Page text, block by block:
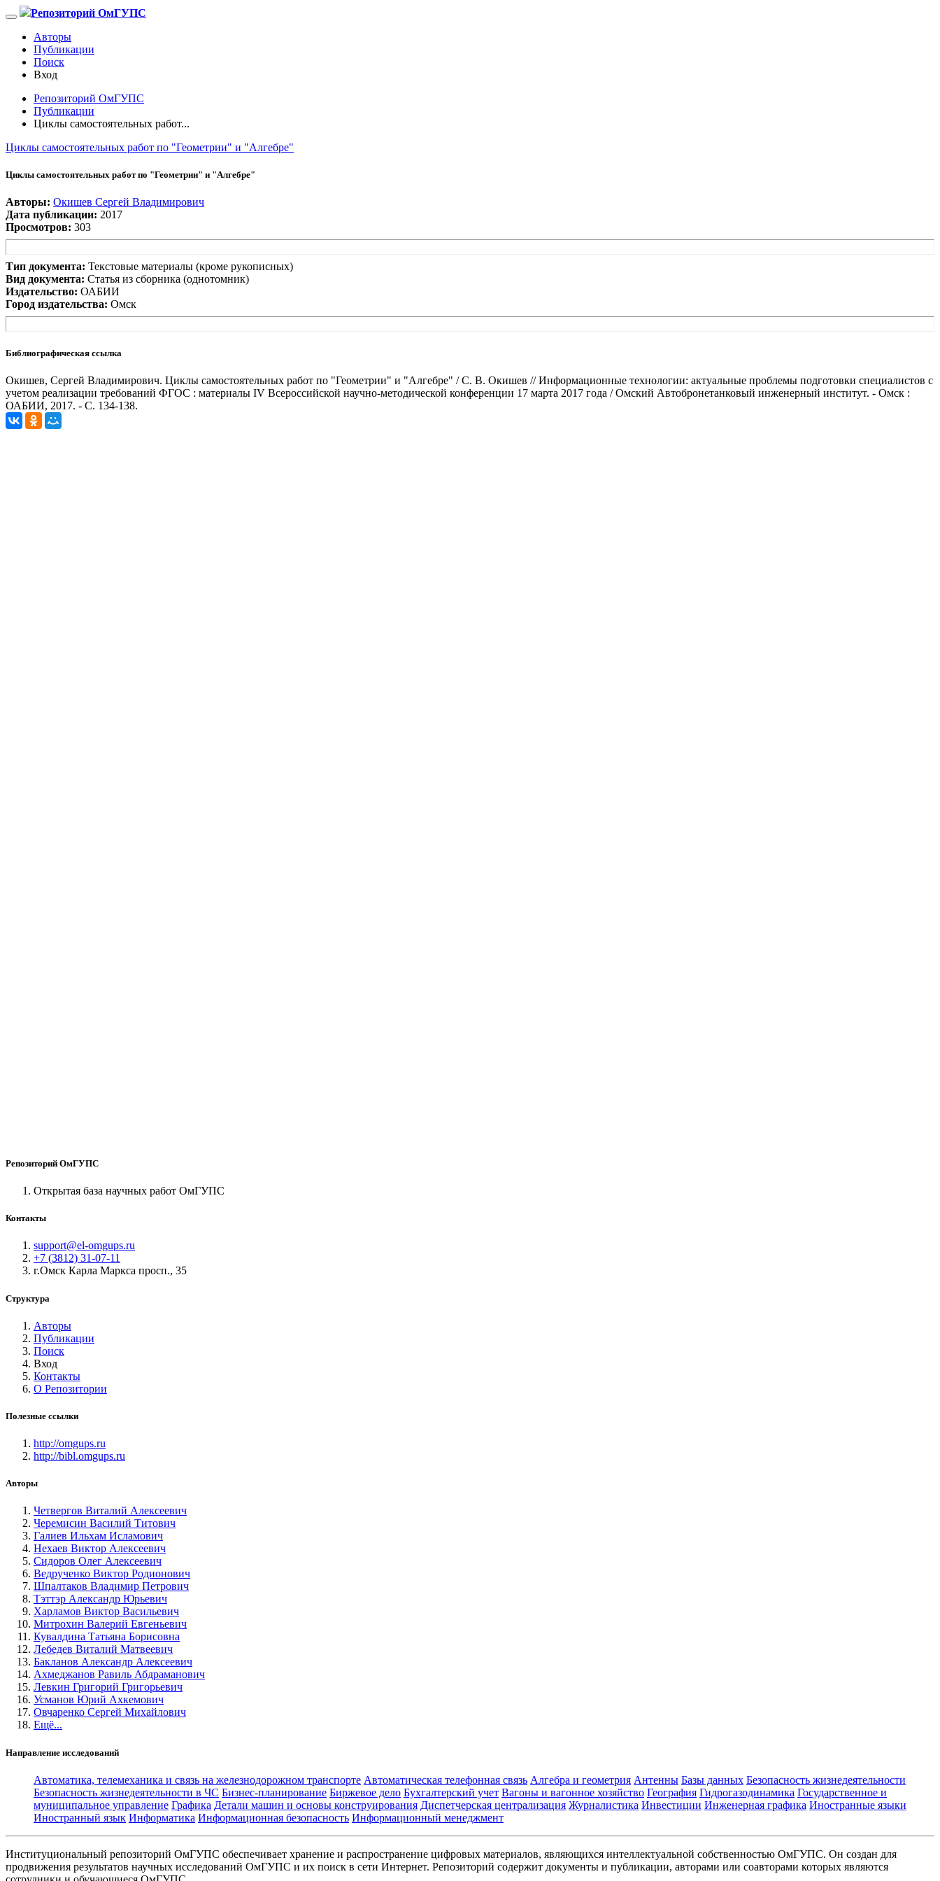
Репозиторий ОмГУПС
Авторы
Публикации
Поиск
Вход
Репозиторий ОмГУПС
Публикации
Циклы самостоятельных работ...
Циклы самостоятельных работ по "Геометрии" и "Алгебре"
Циклы самостоятельных работ по "Геометрии" и "Алгебре"
Авторы: Окишев Сергей Владимирович
Дата публикации: 2017
Просмотров: 303
Тип документа: Текстовые материалы (кроме рукописных)
Вид документа: Статья из сборника (однотомник)
Издательство: ОАБИИ
Город издательства: Омск
Библиографическая ссылка
Окишев, Сергей Владимирович. Циклы самостоятельных работ по "Геометрии" и "Алгебре" / С. В. Окишев // Информационные технологии: актуальные проблемы подготовки специалистов с
учетом реализации требований ФГОС : материалы IV Всероссийской научно-методической конференции 17 марта 2017 года / Омский Автобронетанковый инженерный институт. - Омск :
ОАБИИ, 2017. - С. 134-138.
Репозиторий ОмГУПС
Открытая база научных работ ОмГУПС
Контакты
support@el-omgups.ru
+7 (3812) 31-07-11
г.Омск Карла Маркса просп., 35
Структура
Авторы
Публикации
Поиск
Вход
Контакты
О Репозитории
Полезные ссылки
http://omgups.ru
http://bibl.omgups.ru
Авторы
Четвергов Виталий Алексеевич
Черемисин Василий Титович
Галиев Ильхам Исламович
Нехаев Виктор Алексеевич
Сидоров Олег Алексеевич
Ведрученко Виктор Родионович
Шпалтаков Владимир Петрович
Тэттэр Александр Юрьевич
Харламов Виктор Васильевич
Митрохин Валерий Евгеньевич
Кувалдина Татьяна Борисовна
Лебедев Виталий Матвеевич
Бакланов Александр Алексеевич
Ахмеджанов Равиль Абдраманович
Левкин Григорий Григорьевич
Усманов Юрий Ахкемович
Овчаренко Сергей Михайлович
Ещё...
Направление исследований
Автоматика, телемеханика и связь на железнодорожном транспорте Автоматическая телефонная связь Алгебра и геометрия Антенны Базы данных Безопасность жизнедеятельности
Безопасность жизнедеятельности в ЧС Бизнес-планирование Биржевое дело Бухгалтерский учет Вагоны и вагонное хозяйство География Гидрогазодинамика Государственное и
муниципальное управление Графика Детали машин и основы конструирования Диспетчерская централизация Журналистика Инвестиции Инженерная графика Иностранные языки
Иностранный язык Информатика Информационная безопасность Информационный менеджмент
Институциональный репозиторий ОмГУПС обеспечивает хранение и распространение цифровых материалов, являющихся интеллектуальной собственностью ОмГУПС. Он создан для
продвижения результатов научных исследований ОмГУПС и их поиск в сети Интернет. Репозиторий содержит документы и публикации, авторами или соавторами которых являются